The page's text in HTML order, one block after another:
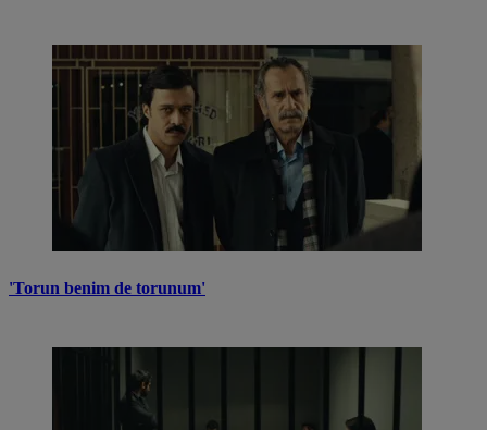
'Torun benim de torunum'